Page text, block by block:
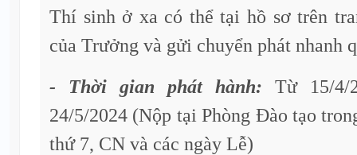
Thí sinh ở xa có thể tại hồ sơ trên
của Trưởng và gửi chuyển phát nhanh
- Thời gian phát hành: Từ 15/4/
24/5/2024 (Nộp tại Phòng Đào tạo
thứ 7, CN và các ngày Lễ)